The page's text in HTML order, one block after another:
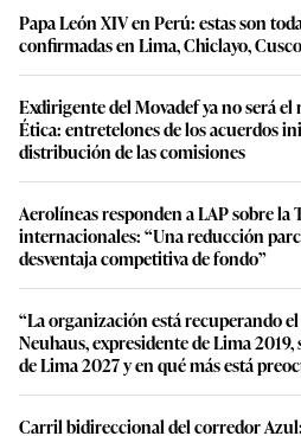
Papa León XIV en Perú: estas son
confirmadas en Lima, Chiclayo,
Exdirigente del Movadef ya no será el
Ética: entretelones de los acuerdos
distribución de las comisiones
Aerolíneas responden a LAP sobre la
internacionales: “Una reducción
desventaja competitiva de fondo”
“La organización está recuperando
Neuhaus, expresidente de Lima
de Lima 2027 y en qué más está
Carril bidireccional del corredor